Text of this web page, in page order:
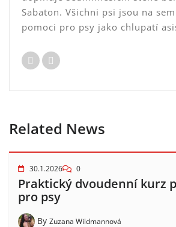
Sabaton. Všichni psi jsou na
pomoci pro psy jako chlupatí
Related News
30.1.2026 0
Praktický dvoudenní kurz
pro psy
By Zuzana Wildmannová